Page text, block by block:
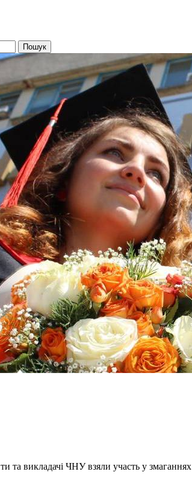
Пошук
та викладачі ЧНУ взяли участь у змаганнях